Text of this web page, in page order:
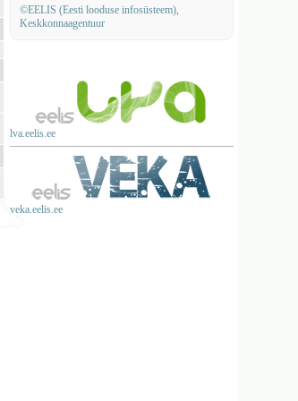
©EELIS (Eesti looduse infosüsteem),
Keskkonnaagentuur
lva.eelis.ee
veka.eelis.ee